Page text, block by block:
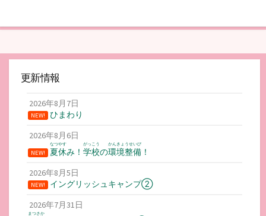
更新情報
2026年8月7日
NEW!
ひまわり
2026年8月6日
NEW! 夏休
なつやす
み！ 学校
がっこう
の環境整備
かんきょうせいび
！
2026年8月5日
NEW!
イングリッシュキャンプ②
2026年7月31日
まつさか